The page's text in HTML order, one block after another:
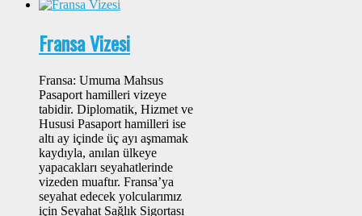
Fransa Vizesi
Fransa: Umuma Mahsus
Pasaport hamilleri vizeye
tabidir. Diplomatik, Hizmet ve
Hususi Pasaport hamilleri ise
altı ay içinde üç ayı aşmamak
kaydıyla, anılan ülkeye
yapacakları seyahatlerinde
vizeden muaftır. Fransa’ya
seyahat edecek yolcularımız
için Seyahat Sağlık Sigortası